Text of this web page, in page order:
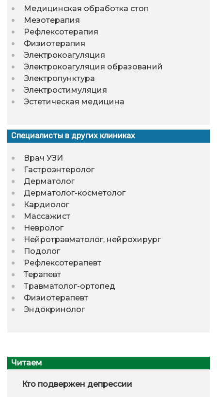
Медицинская обработка стоп
Мезотерапия
Рефлексотерапия
Физиотерапия
Электрокоагуляция
Электрокоагуляция образований
Электропунктура
Электростимуляция
Эстетическая медицина
Специалисты в других клиниках
Врач УЗИ
Гастроэнтеролог
Дерматолог
Дерматолог-косметолог
Кардиолог
Массажист
Невролог
Нейротравматолог, нейрохирург
Подолог
Рефлексотерапевт
Терапевт
Травматолог-ортопед
Физиотерапевт
Эндокринолог
Читаем
Кто подвержен депрессии